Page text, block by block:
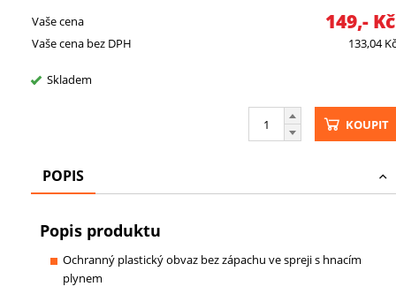
Vaše cena 149,-
Vaše cena bez DPH 133,04
Skladem
KOUPIT
POPIS
Popis produktu
Ochranný plastický obvaz bez zápachu ve spreji s hnacím
plynem